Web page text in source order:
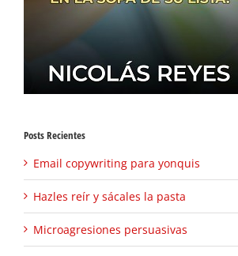
Posts Recientes
Email copywriting para yonquis
Hazles reír y sácales la pasta
Microagresiones persuasivas